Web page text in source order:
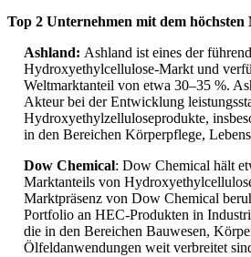
Top 2 Unternehmen mit dem
Ashland: Ashland ist eines der
Hydroxyethylcellulose-Markt und
Weltmarktanteil von etwa 30–35 %.
Akteur bei der Entwicklung
Hydroxyethylzelluloseprodukte,
in den Bereichen Körperpflege,
Dow Chemical: Dow Chemical hält
Marktanteils von
Marktpräsenz von Dow Chemical
Portfolio an HEC-Produkten in
die in den Bereichen Bauwesen,
Ölfeldanwendungen weit verbreitet